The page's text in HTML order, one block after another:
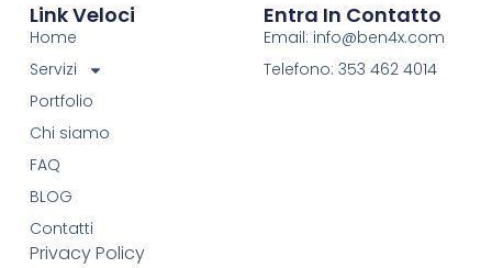
Link Veloci
Home
Servizi
Portfolio
Chi siamo
FAQ
BLOG
Contatti
Privacy Policy
Entra In Contatto
Email: info@ben4x.com
Telefono: 353 462 4014